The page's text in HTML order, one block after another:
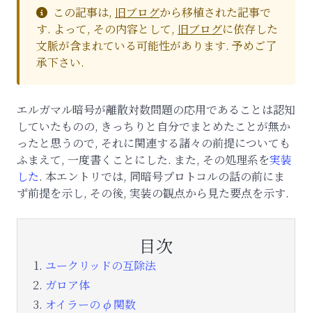
この記事は, 旧ブログから移植された記事で
す. よって, その内容として, 旧ブログに依存した
文脈が含まれている可能性があります. 予めご了
承下さい.
エルガマル暗号が離散対数問題の応用であることは認知
していたものの, きっちりと自分でまとめたことが無か
ったと思うので, それに関連する諸々の前提についても
ふまえて, 一度書くことにした. また, その処理系を実装
した. 本エントリでは, 同暗号プロトコルの話の前にま
ず前提を示し, その後, 実装の観点から見た要点を示す.
目次
ユークリッドの互除法
ガロア体
オイラーの \phi
ϕ 関数